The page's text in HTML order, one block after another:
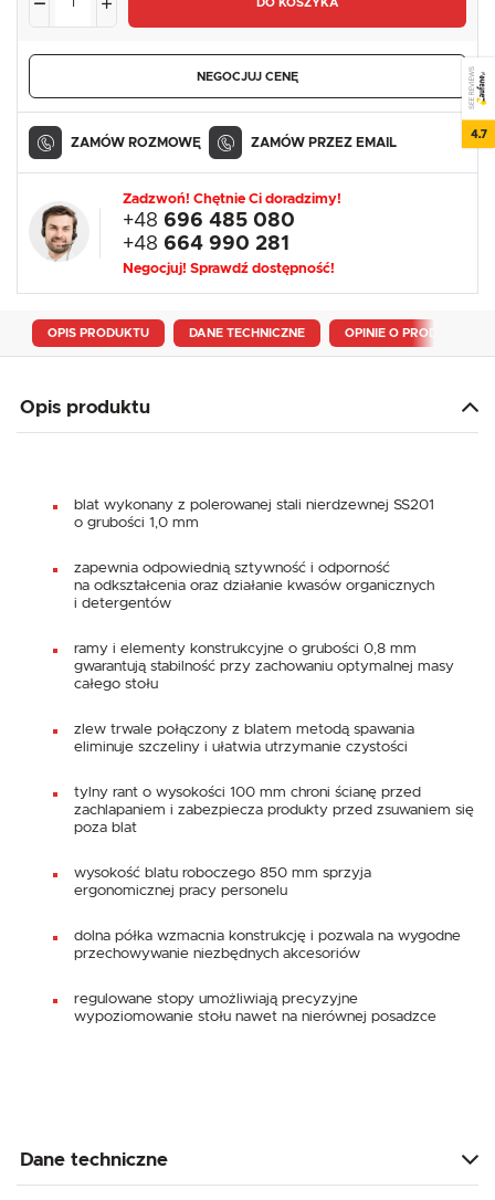
DO KOSZYKA
NEGOCJUJ CENĘ
ZAMÓW ROZMOWĘ ZAMÓW PRZEZ EMAIL
Zadzwoń! Chętnie Ci doradzimy!
+48 696 485 080
+48 664 990 281
Negocjuj! Sprawdź dostępność!
OPIS PRODUKTU DANE TECHNICZNE OPINIE O PRODUKCIE
Opis produktu
blat wykonany z polerowanej stali nierdzewnej SS201
o grubości 1,0 mm
zapewnia odpowiednią sztywność i odporność
na odkształcenia oraz działanie kwasów organicznych
i detergentów
ramy i elementy konstrukcyjne o grubości 0,8 mm
gwarantują stabilność przy zachowaniu optymalnej masy
całego stołu
zlew trwale połączony z blatem metodą spawania
eliminuje szczeliny i ułatwia utrzymanie czystości
tylny rant o wysokości 100 mm chroni ścianę przed
zachlapaniem i zabezpiecza produkty przed zsuwaniem się
poza blat
wysokość blatu roboczego 850 mm sprzyja
ergonomicznej pracy personelu
dolna półka wzmacnia konstrukcję i pozwala na wygodne
przechowywanie niezbędnych akcesoriów
regulowane stopy umożliwiają precyzyjne
wypoziomowanie stołu nawet na nierównej posadzce
Dane techniczne
SEE REVIEWS
4.7